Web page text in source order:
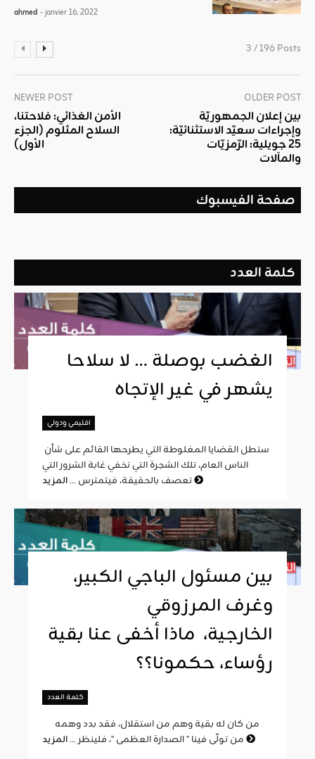
ahmed - janvier 16, 2022
3 / 196 Posts
NEWER POST
الأمن الغذائي: فلاحتنا،
السلاح المثلوم (الجزء
الأول)
OLDER POST
بين إعلان الجمهوريّة
وإجراءات سعيّد الاستثنائيّة:
25 جويلية: الرّمزيّات
والمآلات
صفحة الفيسبوك
كلمة العدد
الغضب بوصلة … لا سلاحا
يشهر في غير الإتجاه
اقليمي ودولي
الناس العام، تلك الشجرة التي تخفي غابة الشرور التي
تعصف بالحقيقة، فيتمترس ...
بين مسئول الباجي الكبير،
وغرف المرزوقي
الخارجية، ماذا أخفى عنا بقية
رؤساء، حكمونا؟؟
كلمة العدد
من تولّى فينا " الصدارة العظمى "، فلينظر ...